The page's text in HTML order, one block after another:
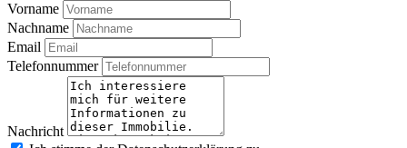
Vorname
Nachname
Email
Telefonnummer
Nachricht